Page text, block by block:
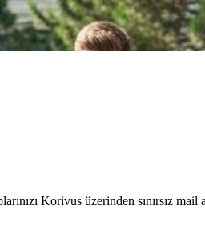
Korivus üzerinden sınırsız